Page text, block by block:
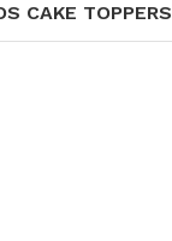
CAKE TOPPERS